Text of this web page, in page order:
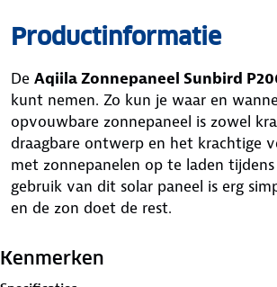
Productinformatie
De Aqiila Zonnepaneel Sunbird
kunt nemen. Zo kun je waar en
opvouwbare zonnepaneel is zowel
draagbare ontwerp en het krachtige
met zonnepanelen op te laden
gebruik van dit solar paneel is erg
en de zon doet de rest.
Hoge zonne-energie opbrengst
Kenmerken